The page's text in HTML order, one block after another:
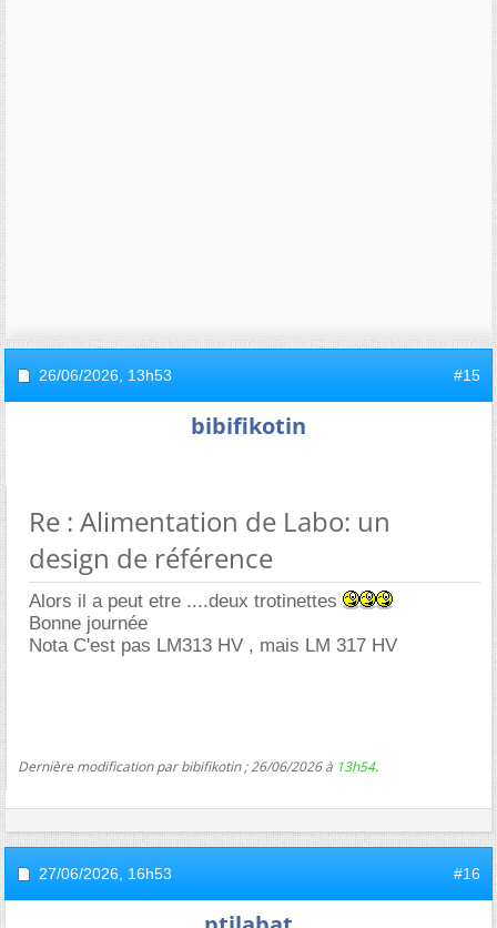
26/06/2026, 13h53 #15
bibifikotin
Re : Alimentation de Labo: un
design de référence
Alors il a peut etre ....deux trotinettes
Bonne journée
Nota C'est pas LM313 HV , mais LM 317 HV
Dernière modification par bibifikotin ; 26/06/2026 à 13h54.
27/06/2026, 16h53 #16